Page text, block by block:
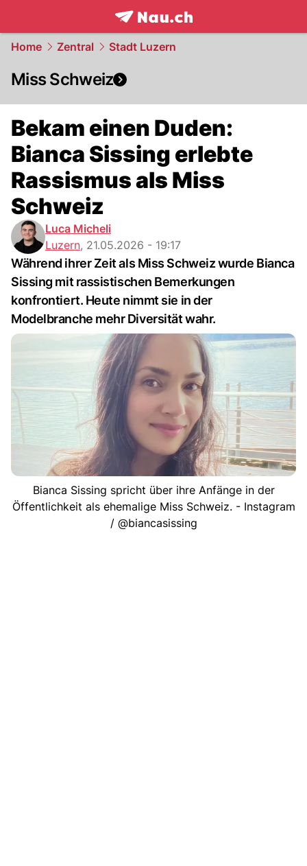
frontpage.NAU.ch
Home Zentral Stadt Luzern
Miss Schweiz
Bekam einen Duden:
Bianca Sissing erlebte
Rassismus als Miss
Schweiz
Luca Micheli
Luzern, 21.05.2026 - 19:17
Während ihrer Zeit als Miss Schweiz wurde Bianca
Sissing mit rassistischen Bemerkungen
konfrontiert. Heute nimmt sie in der
Modelbranche mehr Diversität wahr.
Bianca Sissing spricht über ihre Anfänge in der
Öffentlichkeit als ehemalige Miss Schweiz. - Instagram
/ @biancasissing